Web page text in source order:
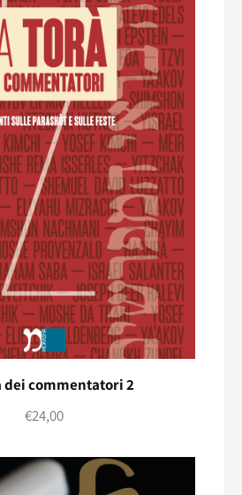
dei commentatori 2
€24,00